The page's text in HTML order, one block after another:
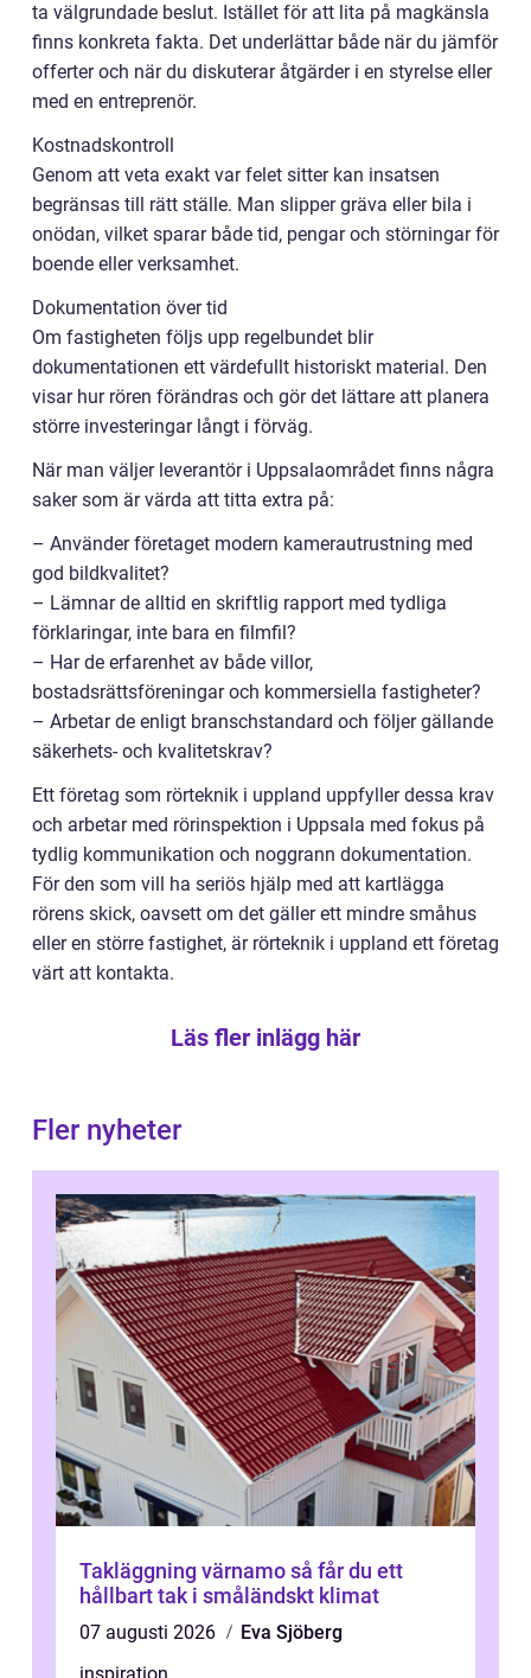
ta välgrundade beslut. Istället för att lita på magkänsla
finns konkreta fakta. Det underlättar både när du jämför
offerter och när du diskuterar åtgärder i en styrelse eller
med en entreprenör.
Kostnadskontroll
Genom att veta exakt var felet sitter kan insatsen
begränsas till rätt ställe. Man slipper gräva eller bila i
onödan, vilket sparar både tid, pengar och störningar för
boende eller verksamhet.
Dokumentation över tid
Om fastigheten följs upp regelbundet blir
dokumentationen ett värdefullt historiskt material. Den
visar hur rören förändras och gör det lättare att planera
större investeringar långt i förväg.
När man väljer leverantör i Uppsalaområdet finns några
saker som är värda att titta extra på:
– Använder företaget modern kamerautrustning med
god bildkvalitet?
– Lämnar de alltid en skriftlig rapport med tydliga
förklaringar, inte bara en filmfil?
– Har de erfarenhet av både villor,
bostadsrättsföreningar och kommersiella fastigheter?
– Arbetar de enligt branschstandard och följer gällande
säkerhets- och kvalitetskrav?
Ett företag som rörteknik i uppland uppfyller dessa krav
och arbetar med rörinspektion i Uppsala med fokus på
tydlig kommunikation och noggrann dokumentation.
För den som vill ha seriös hjälp med att kartlägga
rörens skick, oavsett om det gäller ett mindre småhus
eller en större fastighet, är rörteknik i uppland ett företag
värt att kontakta.
Läs fler inlägg här
Fler nyheter
Takläggning värnamo så får du ett
hållbart tak i småländskt klimat
07 augusti 2026
Eva Sjöberg